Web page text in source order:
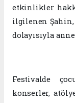
etkinlikler
ilgilenen Şahin,
dolayısıyla
Festivalde
konserler,